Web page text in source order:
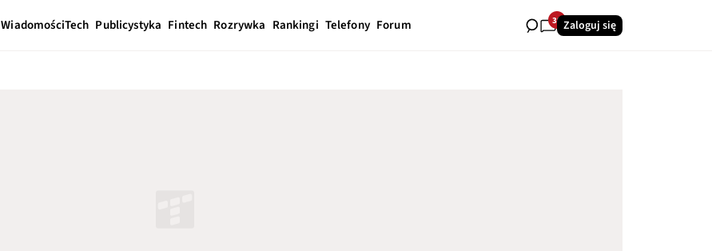
WiadomościTech Publicystyka Fintech Rozrywka Rankingi Telefony Forum 39Zaloguj się